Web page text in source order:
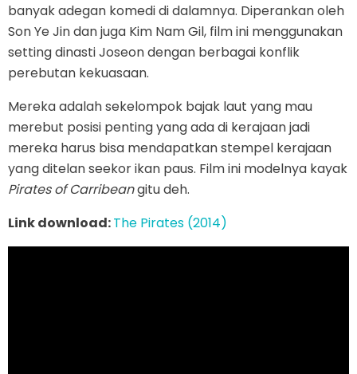
banyak adegan komedi di dalamnya. Diperankan oleh
Son Ye Jin dan juga Kim Nam Gil, film ini menggunakan
setting dinasti Joseon dengan berbagai konflik
perebutan kekuasaan.
Mereka adalah sekelompok bajak laut yang mau
merebut posisi penting yang ada di kerajaan jadi
mereka harus bisa mendapatkan stempel kerajaan
yang ditelan seekor ikan paus. Film ini modelnya kayak
Pirates of Carribeangitu deh.
Link download:The Pirates (2014)